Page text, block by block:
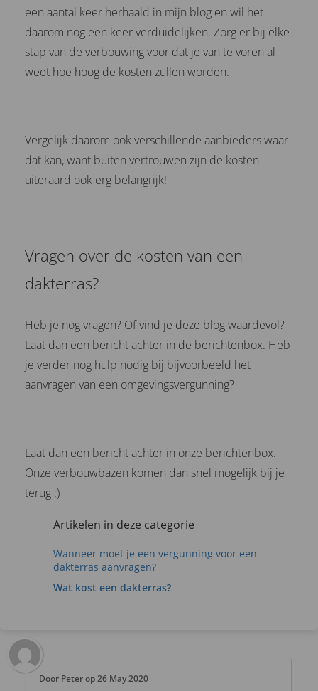
een aantal keer herhaald in mijn blog en wil het
daarom nog een keer verduidelijken. Zorg er bij elke
stap van de verbouwing voor dat je van te voren al
weet hoe hoog de kosten zullen worden.
Vergelijk daarom ook verschillende aanbieders waar
dat kan, want buiten vertrouwen zijn de kosten
uiteraard ook erg belangrijk!
Vragen over de kosten van een
dakterras?
Heb je nog vragen? Of vind je deze blog waardevol?
Laat dan een bericht achter in de berichtenbox. Heb
je verder nog hulp nodig bij bijvoorbeeld het
aanvragen van een omgevingsvergunning?
Laat dan een bericht achter in onze berichtenbox.
Onze verbouwbazen komen dan snel mogelijk bij je
terug :)
Artikelen in deze categorie
Wanneer moet je een vergunning voor een
dakterras aanvragen?
Wat kost een dakterras?
Door Peterop26 May 2020